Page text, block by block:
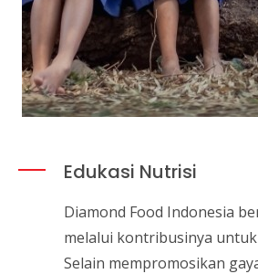
Edukasi Nutrisi
Diamond Food Indonesia
melalui kontribusinya
Selain mempromosikan